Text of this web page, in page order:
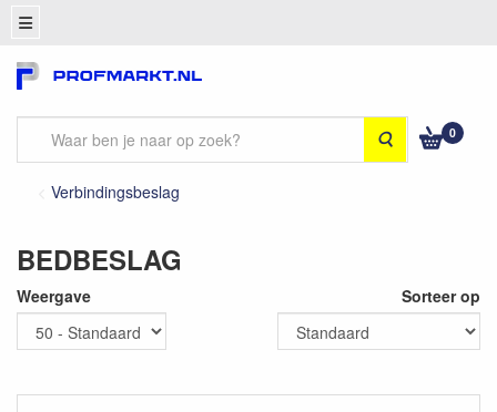
Zoeken 0
Verbindingsbeslag
BEDBESLAG
Weergave Sorteer op